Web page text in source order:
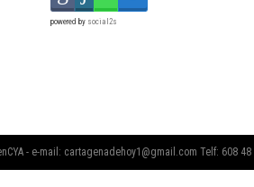
powered by social2s
- e-mail: cartagenadehoy1@gmail.com Telf: 608 48